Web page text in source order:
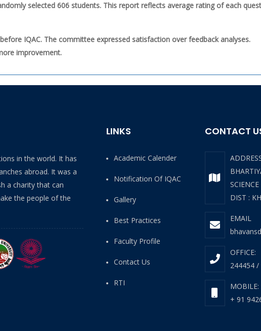
selected 606 students. This report reflects average rating of each
IQAC. The committee expressed satisfaction over feedback analyses.
improvement.
in the world. It has
abroad. It was a
a charity that can
the people of the
LINKS
Academic Calender
Notification Of IQAC
Gallery
Best Practices
Faculty Profile
Contact Us
RTI
CONTACT
DIST :
EMAIL
OFFICE:
244454
MOBILE:
+ 91